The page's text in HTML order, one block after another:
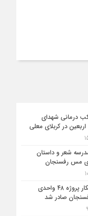
درمانی شهدای
در کربلای معلی
شعر و داستان
مس رفسنجان
دستور بازداشت پیمانکار پروژه ۴۸ واحدی
صادر شد